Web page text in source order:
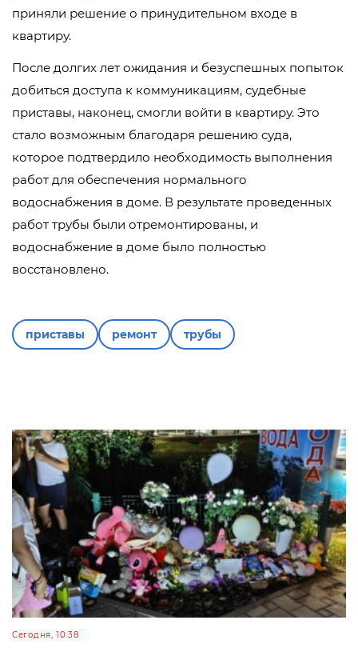
приняли решение о принудительном входе в
квартиру.
После долгих лет ожидания и безуспешных попыток
добиться доступа к коммуникациям, судебные
приставы, наконец, смогли войти в квартиру. Это
стало возможным благодаря решению суда,
которое подтвердило необходимость выполнения
работ для обеспечения нормального
водоснабжения в доме. В результате проведенных
работ трубы были отремонтированы, и
водоснабжение в доме было полностью
восстановлено.
приставы ремонт трубы
Сегодня, 10:38